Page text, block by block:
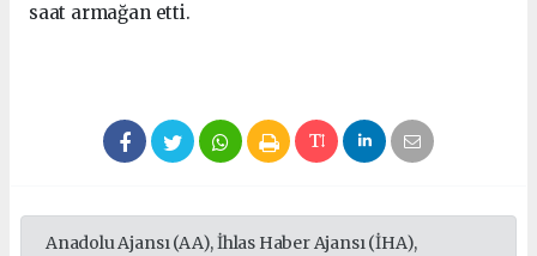
saat armağan etti.
Anadolu Ajansı (AA), İhlas Haber Ajansı (İHA),